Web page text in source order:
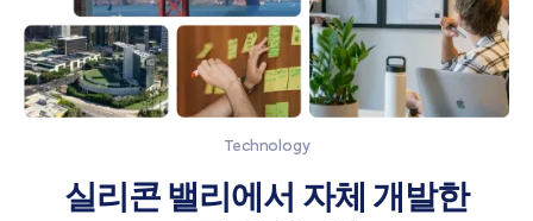
브랜드 스토리
커리큘럼
비즈니스/제휴
B2B 문의
B2B 블로그
스픽 파트너
Technology
실리콘 밸리에서 자체 개발한